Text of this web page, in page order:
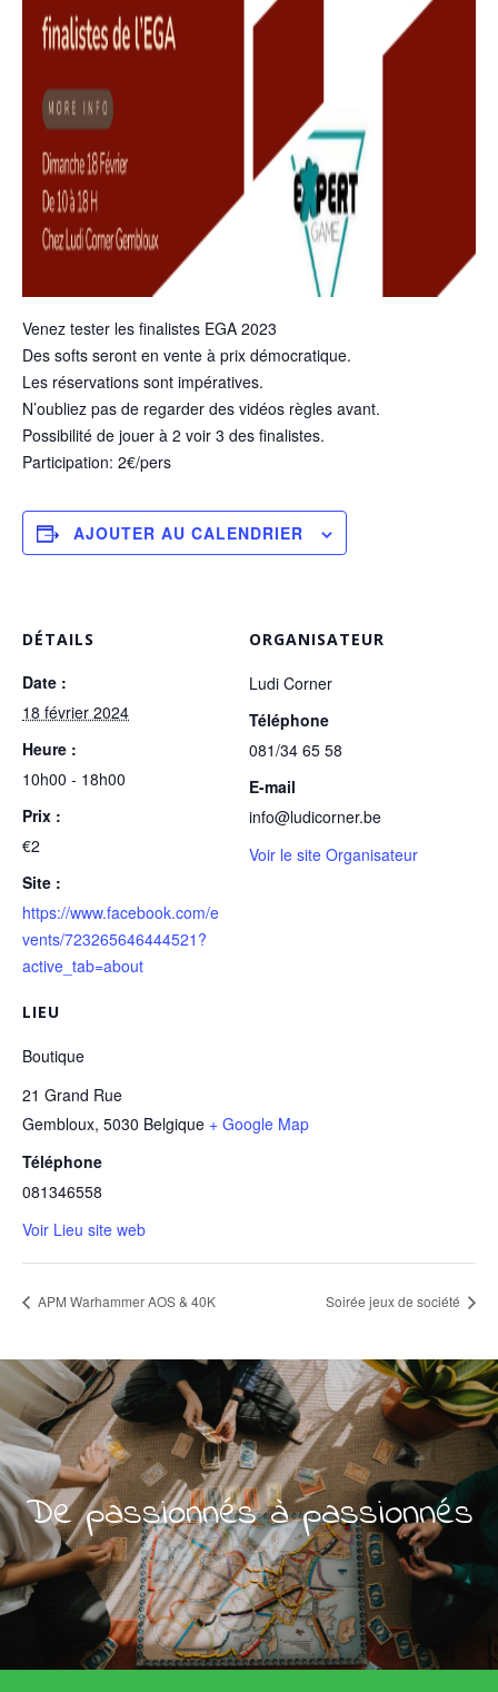
Venez tester les finalistes EGA 2023
Des softs seront en vente à prix démocratique.
Les réservations sont impératives.
N’oubliez pas de regarder des vidéos règles avant.
Possibilité de jouer à 2 voir 3 des finalistes.
Participation: 2€/pers
AJOUTER AU CALENDRIER
DÉTAILS
Date :
18 février 2024
Heure :
10h00 - 18h00
Prix :
€2
Site :
https://www.facebook.com/e
vents/723265646444521?
active_tab=about
LIEU
Boutique
21 Grand Rue
Gembloux, 5030 Belgique + Google Map
Téléphone
081346558
Voir Lieu site web
ORGANISATEUR
Ludi Corner
Téléphone
081/34 65 58
E-mail
info@ludicorner.be
Voir le site Organisateur
APM Warhammer AOS & 40K Soirée jeux de société
De passionnés à passionnés